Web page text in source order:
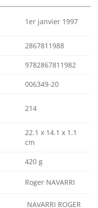
1er janvier 1997
2867811988
9782867811982
006349-20
214
22.1 x 14.1 x 1.1
cm
420 g
Roger NAVARRI
NAVARRI ROGER